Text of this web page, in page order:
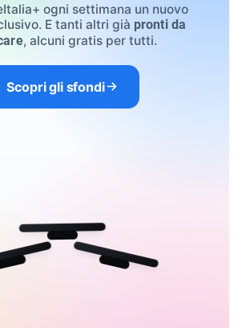
ogni settimana un nuovo
E tanti altri già pronti da
, alcuni gratis per tutti.
Scopri gli sfondi